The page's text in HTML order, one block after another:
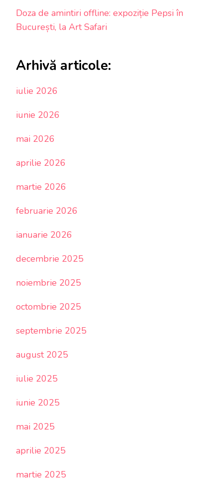
Doza de amintiri offline: expoziție Pepsi în
București, la Art Safari
Arhivă articole:
iulie 2026
iunie 2026
mai 2026
aprilie 2026
martie 2026
februarie 2026
ianuarie 2026
decembrie 2025
noiembrie 2025
octombrie 2025
septembrie 2025
august 2025
iulie 2025
iunie 2025
mai 2025
aprilie 2025
martie 2025